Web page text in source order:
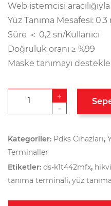
Web istemcisi
Yüz Tanıma Mesafesi: 0,3
Süre ＜ 0,2 sn/Kullanıcı
Doğruluk oranı ≥ %99
Maske tanımayı
-
+
Kategoriler: Pdks Cihazları,
Terminaller
Etiketler: ds-k1t442mfx,
tanıma terminali, yüz tanıma